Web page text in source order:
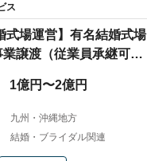
ス
式場運営】有名結婚式場
譲渡（従業員承継可
1億円〜2億円
九州・沖縄地方
結婚・ブライダル関連